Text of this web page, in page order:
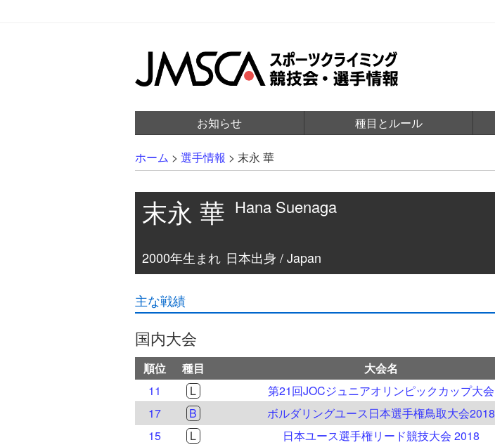
お知らせ 種目とルール
ホーム > 選手情報 > 末永 華
末永 華 Hana Suenaga
2000年生まれ 日本出身 / Japan
主な戦績
国内大会
順位 種目 大会名
11
L 第21回JOCジュニアオリンピックカップ大会
17
B ボルダリングユース日本選手権鳥取大会2018
15
L 日本ユース選手権リード競技大会 2018